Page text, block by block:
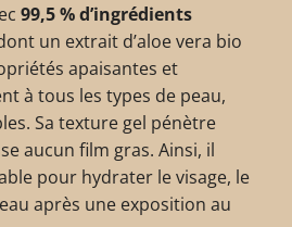
99,5 % d’ingrédients
un extrait d’aloe vera bio
apaisantes et
à tous les types de peau,
Sa texture gel pénètre
aucun film gras. Ainsi, il
pour hydrater le visage, le
après une exposition au